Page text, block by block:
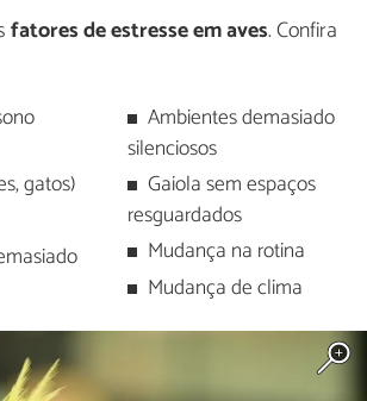
fatores de estresse em aves. Confira
gatos)
Ambientes demasiado
silenciosos
Gaiola sem espaços
resguardados
Mudança na rotina
Mudança de clima